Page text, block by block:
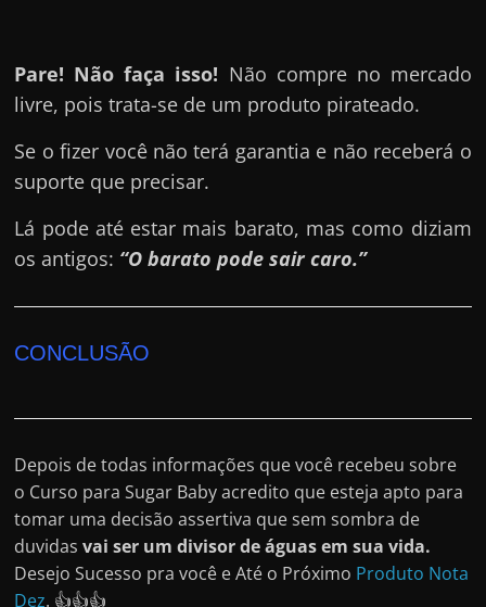
Pare! Não faça isso! Não compre no mercado
livre, pois trata-se de um produto pirateado.
Se o fizer você não terá garantia e não receberá o
suporte que precisar.
Lá pode até estar mais barato, mas como diziam
os antigos: “O barato pode sair caro.”
CONCLUSÃO
Depois de todas informações que você recebeu sobre
o Curso para Sugar Baby acredito que esteja apto para
tomar uma decisão assertiva que sem sombra de
duvidasvai ser um divisor de águas em sua vida.
Desejo Sucesso pra você e Até o Próximo Produto Nota
Dez. 👍👍👍